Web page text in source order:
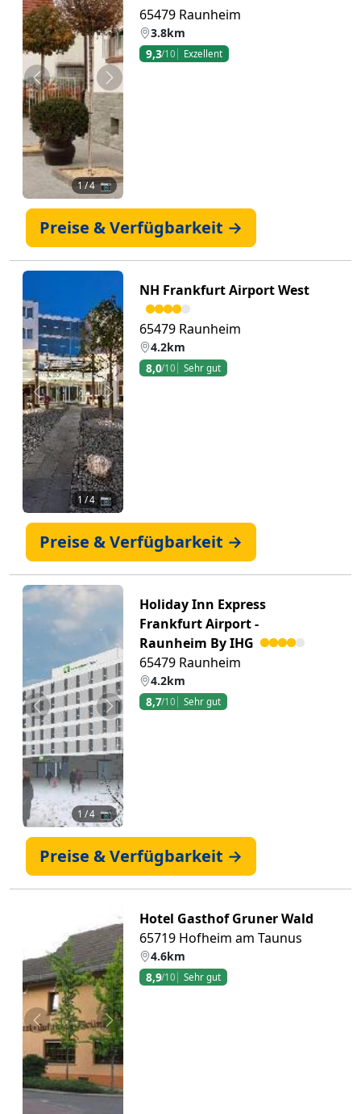
Zurück Weiter
1 / 4 📷
65479 Raunheim
3.8km
9,3/10 Exzellent
Preise & Verfügbarkeit →
Zurück Weiter
1/ 4 📷
NH Frankfurt Airport West
65479 Raunheim
4.2km
8,0/10 Sehr gut
Preise & Verfügbarkeit →
Zurück Weiter
1 / 4 📷
Holiday Inn Express
Frankfurt Airport -
Raunheim By IHG
65479 Raunheim
4.2km
8,7/10 Sehr gut
Preise & Verfügbarkeit →
Zurück Weiter
Hotel Gasthof Gruner Wald
65719 Hofheim am Taunus
4.6km
8,9/10 Sehr gut